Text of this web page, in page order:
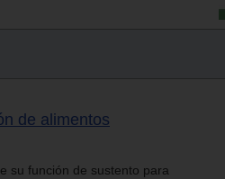
de alimentos
su función de sustento para